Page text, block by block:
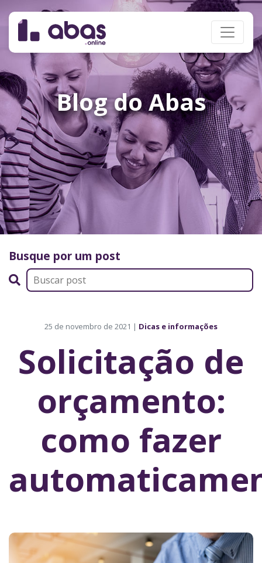
Blog do Abas
Busque por um post
25 de novembro de 2021 | Dicas e informações
Solicitação de
orçamento:
como fazer